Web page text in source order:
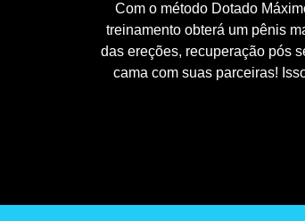
Com o método Dotado
treinamento obterá um pênis
das ereções, recuperação pós
cama com suas parceiras!